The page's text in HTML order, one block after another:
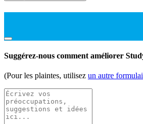
Suggérez-nous comment améliorer
(Pour les plaintes, utilisez un autre